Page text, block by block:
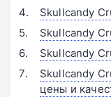
Skullcandy
Skullcandy
Skullcandy
Skullcandy
цены и